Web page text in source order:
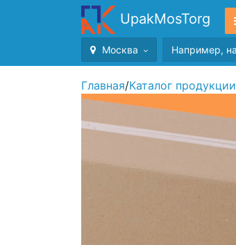
UpakMosTorg
Москва
Главная/Каталог продукции